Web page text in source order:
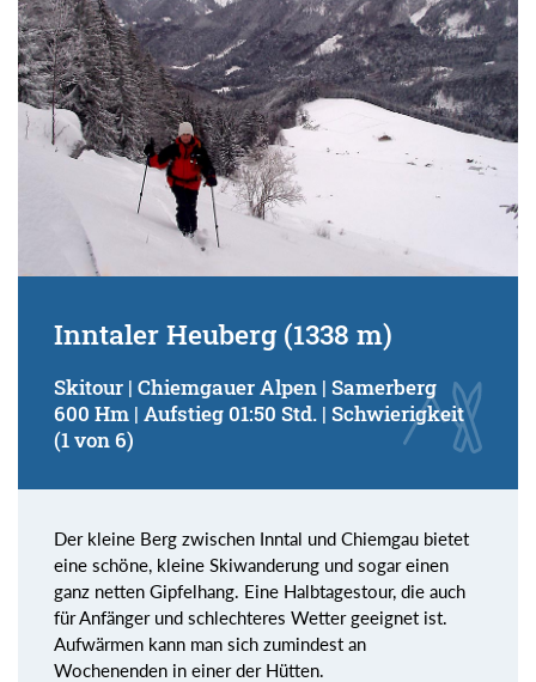
Kondition (Tourdauer):
von
bis
Suchbegriff:
Inntaler Heuberg (1338 m)
Skitour | Chiemgauer Alpen | Samerberg
600 Hm | Aufstieg 01:50 Std. | Schwierigkeit
(1 von 6)
Der kleine Berg zwischen Inntal und Chiemgau bietet
eine schöne, kleine Skiwanderung und sogar einen
ganz netten Gipfelhang. Eine Halbtagestour, die auch
für Anfänger und schlechteres Wetter geeignet ist.
Aufwärmen kann man sich zumindest an
Wochenenden in einer der Hütten.